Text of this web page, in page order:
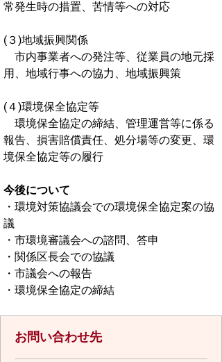
常発生時の措置、苦情等への対応
(３)地域振興関係
市内事業者への発注等、従業員の地元採
用、地域行事への協力、地域振興策
(４)環境保全協定等
環境保全協定の締結、管理運営等に係る
報告、損害賠償責任、処分場等の変更、環
境保全協定等の履行
今後について
・環境対策協議会での環境保全協定案の協
議
・市環境審議会への諮問、答申
・関係区長会での協議
・市議会への報告
・環境保全協定の締結
お問い合わせ先